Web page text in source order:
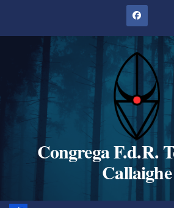
Congrega F.d.R.
Callaighe